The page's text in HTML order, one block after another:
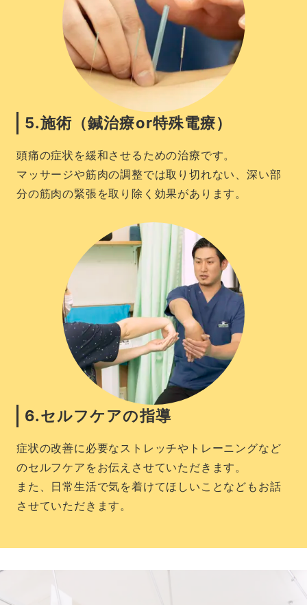
5.施術（鍼治療or特殊電療）
頭痛の症状を緩和させるための治療です。
マッサージや筋肉の調整では取り切れない、深い部
分の筋肉の緊張を取り除く効果があります。
6.セルフケアの指導
症状の改善に必要なストレッチやトレーニングなど
のセルフケアをお伝えさせていただきます。
また、日常生活で気を着けてほしいことなどもお話
させていただきます。